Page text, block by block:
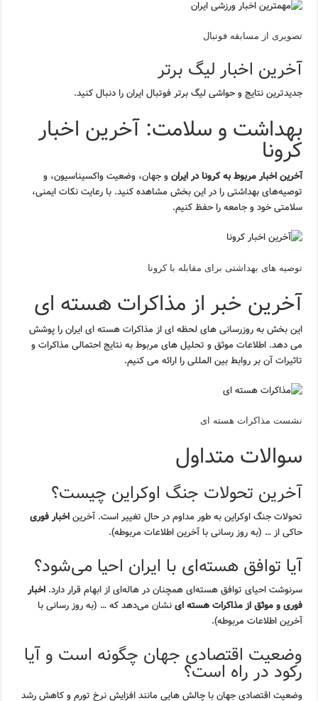
تصویری از مسابقه فوتبال
آخرین اخبار لیگ برتر
جدیدترین نتایج و حواشی لیگ برتر فوتبال ایران را دنبال کنید.
بهداشت و سلامت: آخرین اخبار
کرونا
آخرین اخبار مربوط به کرونا در ایرانو جهان، وضعیت واکسیناسیون، و
توصیه‌های بهداشتی را در این بخش مشاهده کنید. با رعایت نکات ایمنی،
سلامتی خود و جامعه را حفظ کنیم.
توصیه های بهداشتی برای مقابله با کرونا
آخرین خبر از مذاکرات هسته ای
این بخش به روزرسانی های لحظه ای از مذاکرات هسته ای ایران را پوشش
می دهد. اطلاعات موثق و تحلیل های مربوط به نتایج احتمالی مذاکرات و
تاثیرات آن بر روابط بین المللی را ارائه می کنیم.
نشست مذاکرات هسته ای
سوالات متداول
آخرین تحولات جنگ اوکراین چیست؟
تحولات جنگ اوکراین به طور مداوم در حال تغییر است. آخریناخبار فوری
حاکی از … (به روز رسانی با آخرین اطلاعات مربوطه).
آیا توافق هسته‌ای با ایران احیا می‌شود؟
سرنوشت احیای توافق هسته‌ای همچنان در هاله‌ای از ابهام قرار دارد.اخبار
فوری و موثق از مذاکرات هسته اینشان می‌دهد که … (به روز رسانی با
آخرین اطلاعات مربوطه).
وضعیت اقتصادی جهان چگونه است و آیا
رکود در راه است؟
وضعیت اقتصادی جهان با چالش هایی مانند افزایش نرخ تورم و کاهش رشد